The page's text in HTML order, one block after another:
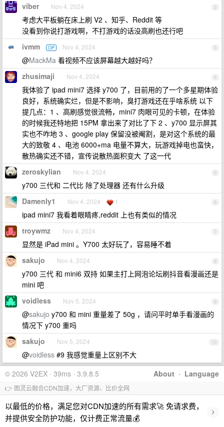
2
viber Nov 4, 2024
考虑大平板躺在床上刷 V2 、知乎、Reddit 等
没看到你说打游戏啊，不打游戏的话没高刷也还行吧
3
ivmm OP Nov 4, 2024
@MackMa 看视频不应该屏幕越大越好吗？
4
zhusimaji Nov 4, 2024
我体验了 ipad mini7 选择 y700 了，目前用的了一个多星期体验
良好，系统确实烂，但是不影响，臭打游戏还在乎啥系统 以下
提几点：1 、高刷感觉很流畅，mini7 肉眼可见的卡顿，在体验
的时候我还特地把 15PM 拿出来了对比了下 2 、y700 显示屏其
实也不咋地 3 、google play 保留没被阉割，是对这个系统的最
大的致敬 4 、电池 6000+ma 电量不算大，玩游戏掉电也蛮快，
散热确实还不错，宣传说散热面积变大 了这一代
5
zeroskylian Nov 4, 2024
y700 三代和 二代比 除了处理器 还有什么升级
6
Damenly1 Nov 4, 2024 1
ipad mini7 我看着眼睛疼,reddit 上也有类似的情况
7
troywmz Nov 4, 2024
显然是 iPad mini 。Y700 太好玩了，容易睡不着
8
sakujo Nov 4, 2024
y700 三代 和 mini6 双持 如果主打上网泡论坛刷抖音看漫画还是
mini 吧
9
voidless Nov 5, 2024
@sakujo y700 和 mini 重量差了 50g ，请问平时单手看漫画的
情况下 y700 重吗
10
sakujo Nov 5, 2024
@voidless #9 我感觉重量上区别不大
About · Language
© 2026 V2EX · 39ms · 3.9.8.5
👉 图灵云融合CDN加速，大厂资源、比价全网
以最低的价格，满足您对CDN加速的所有需求🚀 免请求费，
并提供安全防护功能，仅计费正常流量💰
›